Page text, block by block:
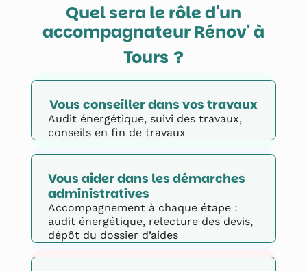
Quel sera le rôle d'un
accompagnateur Rénov' à
Tours ?
Vous conseiller dans vos travaux
Audit énergétique, suivi des travaux,
conseils en fin de travaux
Vous aider dans les démarches
administratives
Accompagnement à chaque étape :
audit énergétique, relecture des devis,
dépôt du dossier d’aides